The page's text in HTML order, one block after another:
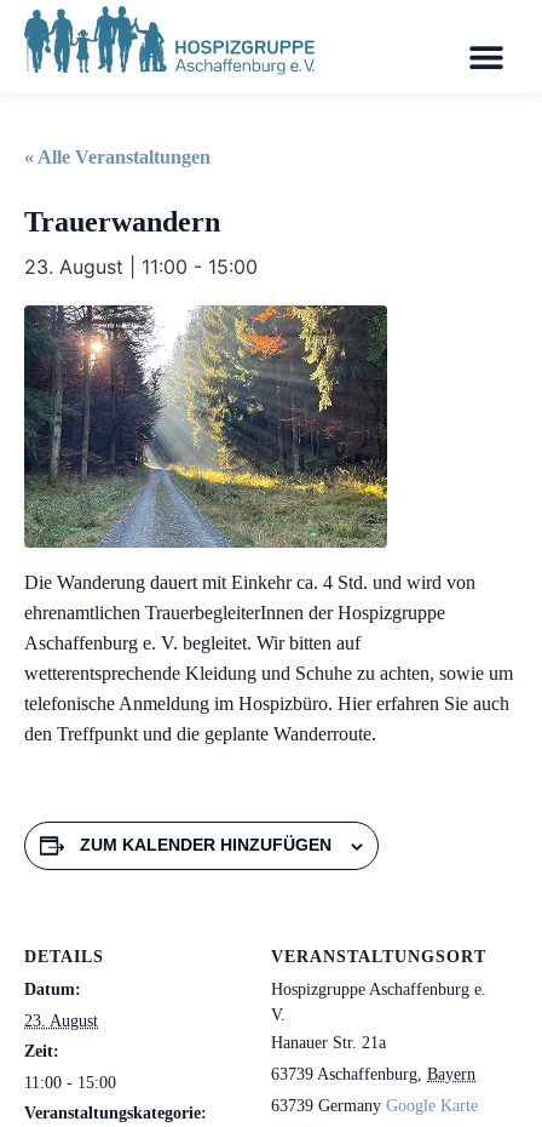
« Alle Veranstaltungen
Trauerwandern
23. August | 11:00 - 15:00
Die Wanderung dauert mit Einkehr ca. 4 Std. und wird von
ehrenamtlichen TrauerbegleiterInnen der Hospizgruppe
Aschaffenburg e. V. begleitet. Wir bitten auf
wetterentsprechende Kleidung und Schuhe zu achten, sowie um
telefonische Anmeldung im Hospizbüro. Hier erfahren Sie auch
den Treffpunkt und die geplante Wanderroute.
ZUM KALENDER HINZUFÜGEN
DETAILS
Datum:
23. August
Zeit:
11:00 - 15:00
Veranstaltungskategorie:
VERANSTALTUNGSORT
Hospizgruppe Aschaffenburg e.
V.
Hanauer Str. 21a
63739 Aschaffenburg, Bayern
63739 Germany Google Karte